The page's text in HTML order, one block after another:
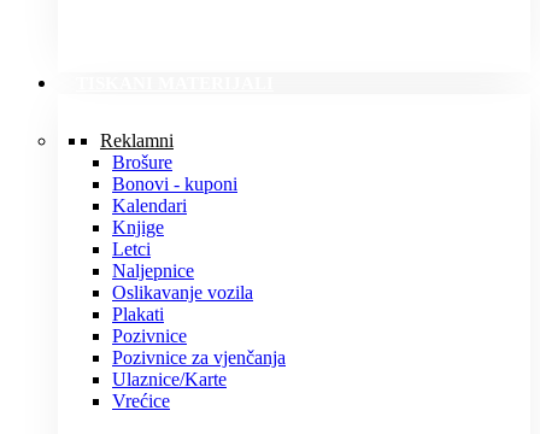
Reklamni
Brošure
Bonovi - kuponi
Kalendari
Knjige
Letci
Naljepnice
Oslikavanje vozila
Plakati
Pozivnice
Pozivnice za vjenčanja
Ulaznice/Karte
Vrećice